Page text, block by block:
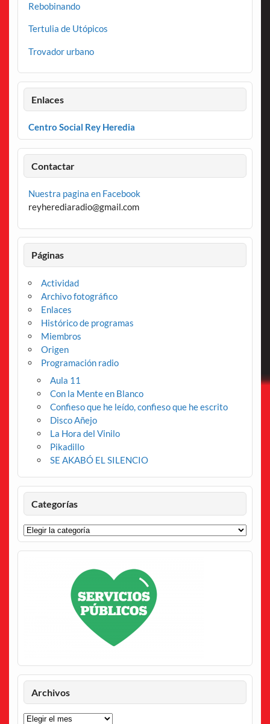
Rebobinando
Tertulia de Utópicos
Trovador urbano
Enlaces
Centro Social Rey Heredia
Contactar
Nuestra pagina en Facebook
reyherediaradio@gmail.com
Páginas
Actividad
Archivo fotográfico
Enlaces
Histórico de programas
Miembros
Origen
Programación radio
Aula 11
Con la Mente en Blanco
Confieso que he leído, confieso que he escrito
Disco Añejo
La Hora del Vinilo
Pikadillo
SE AKABÓ EL SILENCIO
Categorías
Categorías
Archivos
Archivos